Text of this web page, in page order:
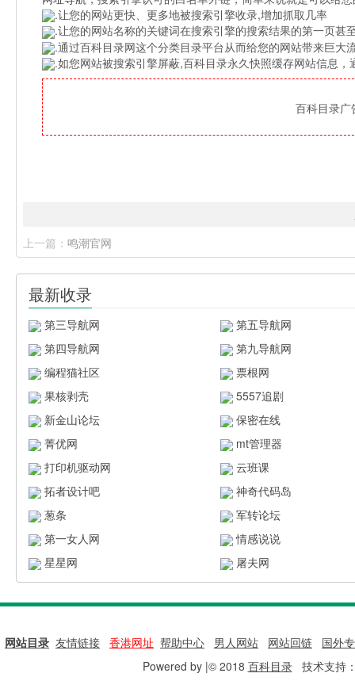
.让您的网站更快、更多地被搜索引擎收录,增加抓取几率
.让您的网站名称的关键词在搜索引擎的搜索结果的第一页甚
.通过百科目录网这个分类目录平台从而给您的网站带来巨大
.如您网站被搜索引擎屏蔽,百科目录永久快照缓存网站信息
百科目录
上一篇： 鸣潮官网
最新收录
第三导航网
第五导航网
第四导航网
第九导航网
编程猫社区
票根网
果核剥壳
5557追剧
新金山论坛
保密在线
菁优网
mt管理器
打印机驱动网
云班课
拓者设计吧
神奇代码岛
葱条
军转论坛
第一女人网
情感说说
星星网
屠夫网
网站目录 友情链接 香港网址 帮助中心 男人网站 网站回链
国外
Powered by |© 2018 百科目录技术支持